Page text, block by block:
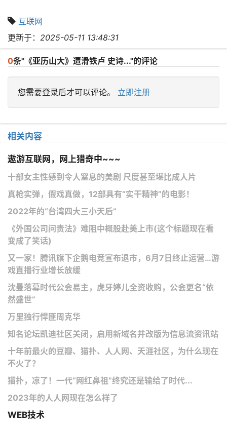
互联网
更新于： 2025-05-11 13:48:31
0条"《亚历山大》遭滑铁卢 史诗..."的评论
您需要登录后才可以评论。 立即注册
相关内容
遨游互联网，网上猎奇中~~~
十部女主性感到令人窒息的美剧 尺度甚至堪比成人片
真枪实弹，假戏真做，12部具有“实干精神”的电影！
2022年的“台湾四大三小天后”
《外国公司问责法》难阻中概股赴美上市(这个标题现在看
变成了笑话)
又一家！腾讯旗下企鹅电竞宣布退市，6月7日终止运营…游
戏直播行业增长放缓
沈曼落幕时代公会易主，虎牙婷儿全资收购，公会更名“依
然盛世”
万里独行悍匪周克华
知名论坛凯迪社区关闭，启用新域名并改版为信息流资讯站
十年前最火的豆瓣、猫扑、人人网、天涯社区，为什么现在
不火了？
猫扑，凉了！一代“网红鼻祖”终究还是输给了时代...
2023年的人人网现在怎么样了
WEB技术